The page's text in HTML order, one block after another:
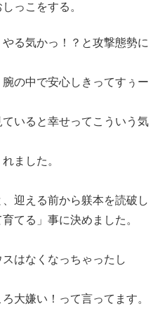
っこをする。
る気かっ！？と攻撃態勢に
の中で安心しきってすぅー
いると幸せってこういう気
ました。
迎える前から躾本を読破し
てる」事に決めました。
はなくなっちゃったし
大嫌い！って言ってます。